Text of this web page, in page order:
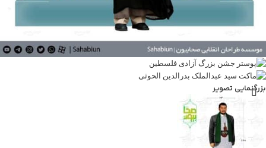
بزرگنمایی تصویر